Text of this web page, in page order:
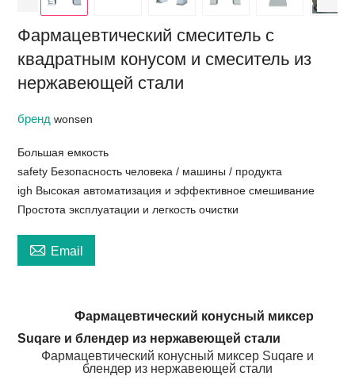
Фармацевтический смеситель с
квадратным конусом и смеситель из
нержавеющей стали
брендwonsen
Большая емкость
safety Безопасность человека / машины / продукта
igh Высокая автоматизация и эффективное смешивание
Простота эксплуатации и легкость очистки
 Email
Фармацевтический конусный миксер
Suqare и блендер из нержавеющей стали
Фармацевтический конусный миксер Suqare и
блендер из нержавеющей стали